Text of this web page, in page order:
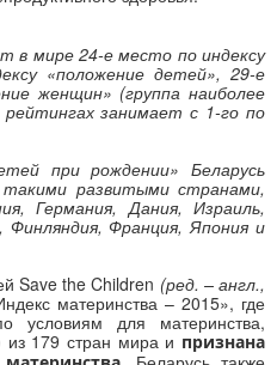
в мире 24-е место по индексу
«положение детей», 29-е
женщин» (группа наиболее
занимает с 1-го по
при рождении» Беларусь
развитыми странами,
Германия, Дания, Израиль,
Финляндия, Франция, Япония и
Save the Children (ред. – англ.,
материнства – 2015», где
условиям для материнства,
из 179 стран мира и признана